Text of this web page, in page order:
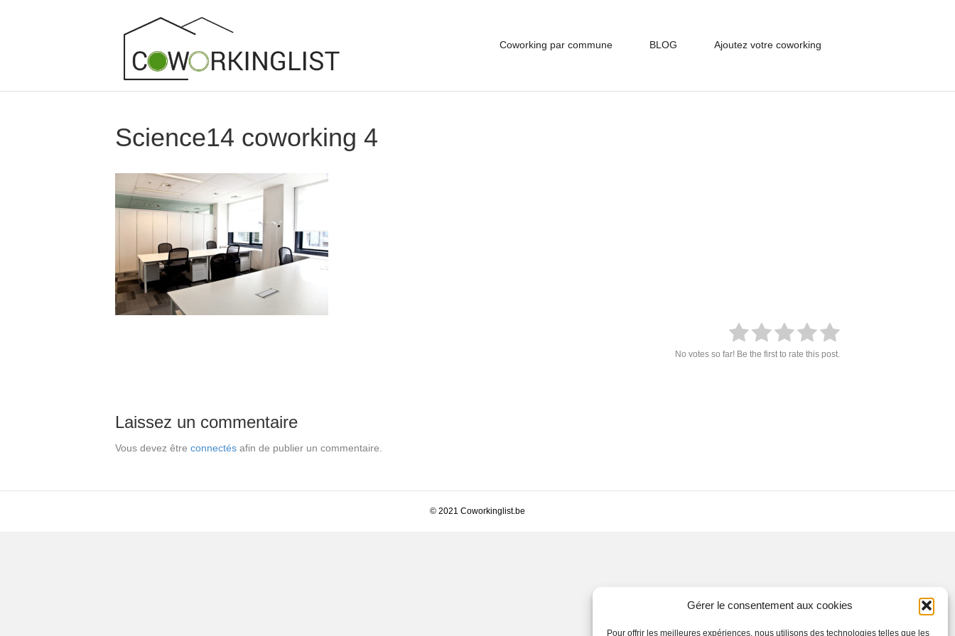
Gérer le consentement aux cookies
Pour offrir les meilleures expériences, nous utilisons des technologies telles que les
Coworking par commune BLOG Ajoutez votre coworking
Science14 coworking 4
No votes so far! Be the first to rate this post.
Laissez un commentaire
Vous devez être connectés afin de publier un commentaire.
© 2021 Coworkinglist.be